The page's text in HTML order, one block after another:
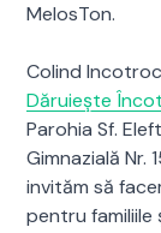
MelosTon.
Colind
Dăruieşte
Parohia Sf.
Gimnazială Nr.
invităm să
pentru familiile